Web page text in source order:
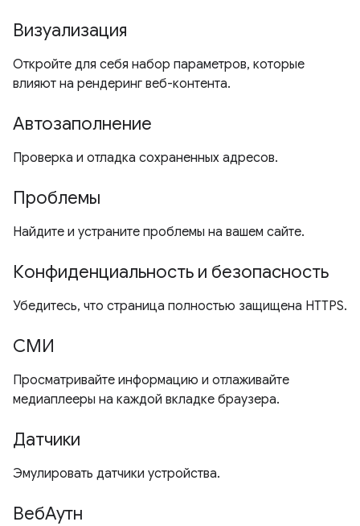
Визуализация
Откройте для себя набор параметров, которые
влияют на рендеринг веб-контента.
Автозаполнение
Проверка и отладка сохраненных адресов.
Проблемы
Найдите и устраните проблемы на вашем сайте.
Конфиденциальность и безопасность
Убедитесь, что страница полностью защищена HTTPS.
СМИ
Просматривайте информацию и отлаживайте
медиаплееры на каждой вкладке браузера.
Датчики
Эмулировать датчики устройства.
ВебАутн